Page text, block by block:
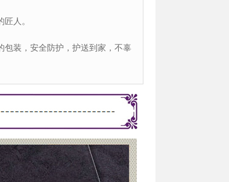
人。
装，安全防护，护送到家，不辜